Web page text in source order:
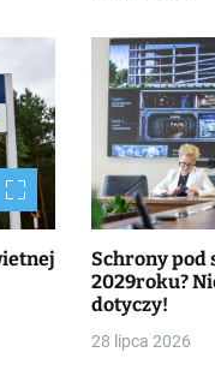
Schrony pod
2029roku?
dotyczy!
28 lipca 2026